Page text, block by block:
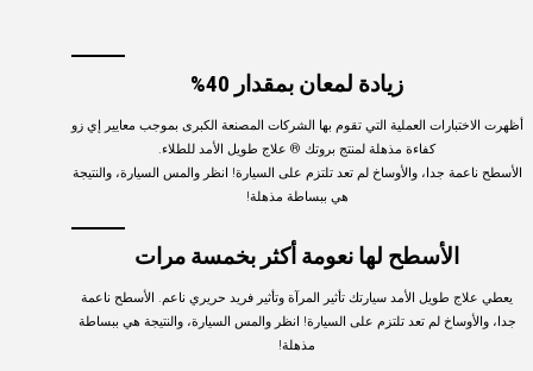
زيادة لمعان بمقدار 40%
أظهرت الاختبارات العملية التي تقوم بها الشركات المصنعة الكبرى بموجب معايير إي زو
كفاءة مذهلة لمنتج بروتك ® علاج طويل الأمد للطلاء.
الأسطح ناعمة جدا، والأوساخ لم تعد تلتزم على السيارة! انظر والمس السيارة، والنتيجة
هي ببساطة مذهلة!
الأسطح لها نعومة أكثر بخمسة مرات
يعطي علاج طويل الأمد سيارتك تأثير المرآة وتأثير فريد حريري ناعم. الأسطح ناعمة
جدا، والأوساخ لم تعد تلتزم على السيارة! انظر والمس السيارة، والنتيجة هي ببساطة
مذهلة!